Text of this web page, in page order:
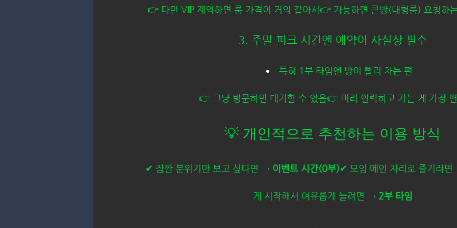
👉 다만 VIP 제외하면 룸 가격이 거의 같아서👉 가능하면 큰방(대형룸) 요청하
3. 주말 피크 시간엔 예약이 사실상 필수
특히 1부 타임엔 방이 빨리 차는 편
👉 그냥 방문하면 대기할 수 있음👉 미리 연락하고 가는 게 가장
💡 개인적으로 추천하는 이용 방식
✔ 잠깐 분위기만 보고 싶다면 → 이벤트 시간(0부)✔ 모임 메인 자리로 즐기려
게 시작해서 여유롭게 놀려면 → 2부 타임